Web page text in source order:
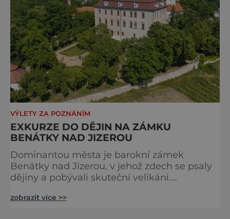
v p
VÝLETY ZA POZNÁNÍM
EXKURZE DO DĚJIN NA ZÁMKU
BENÁTKY NAD JIZEROU
Dominantou města je barokní zámek
Benátky nad Jizerou, v jehož zdech se psaly
dějiny a pobývali skuteční velikáni.
tu prováděl svá slavná astronomická měření
zobrazit více >>